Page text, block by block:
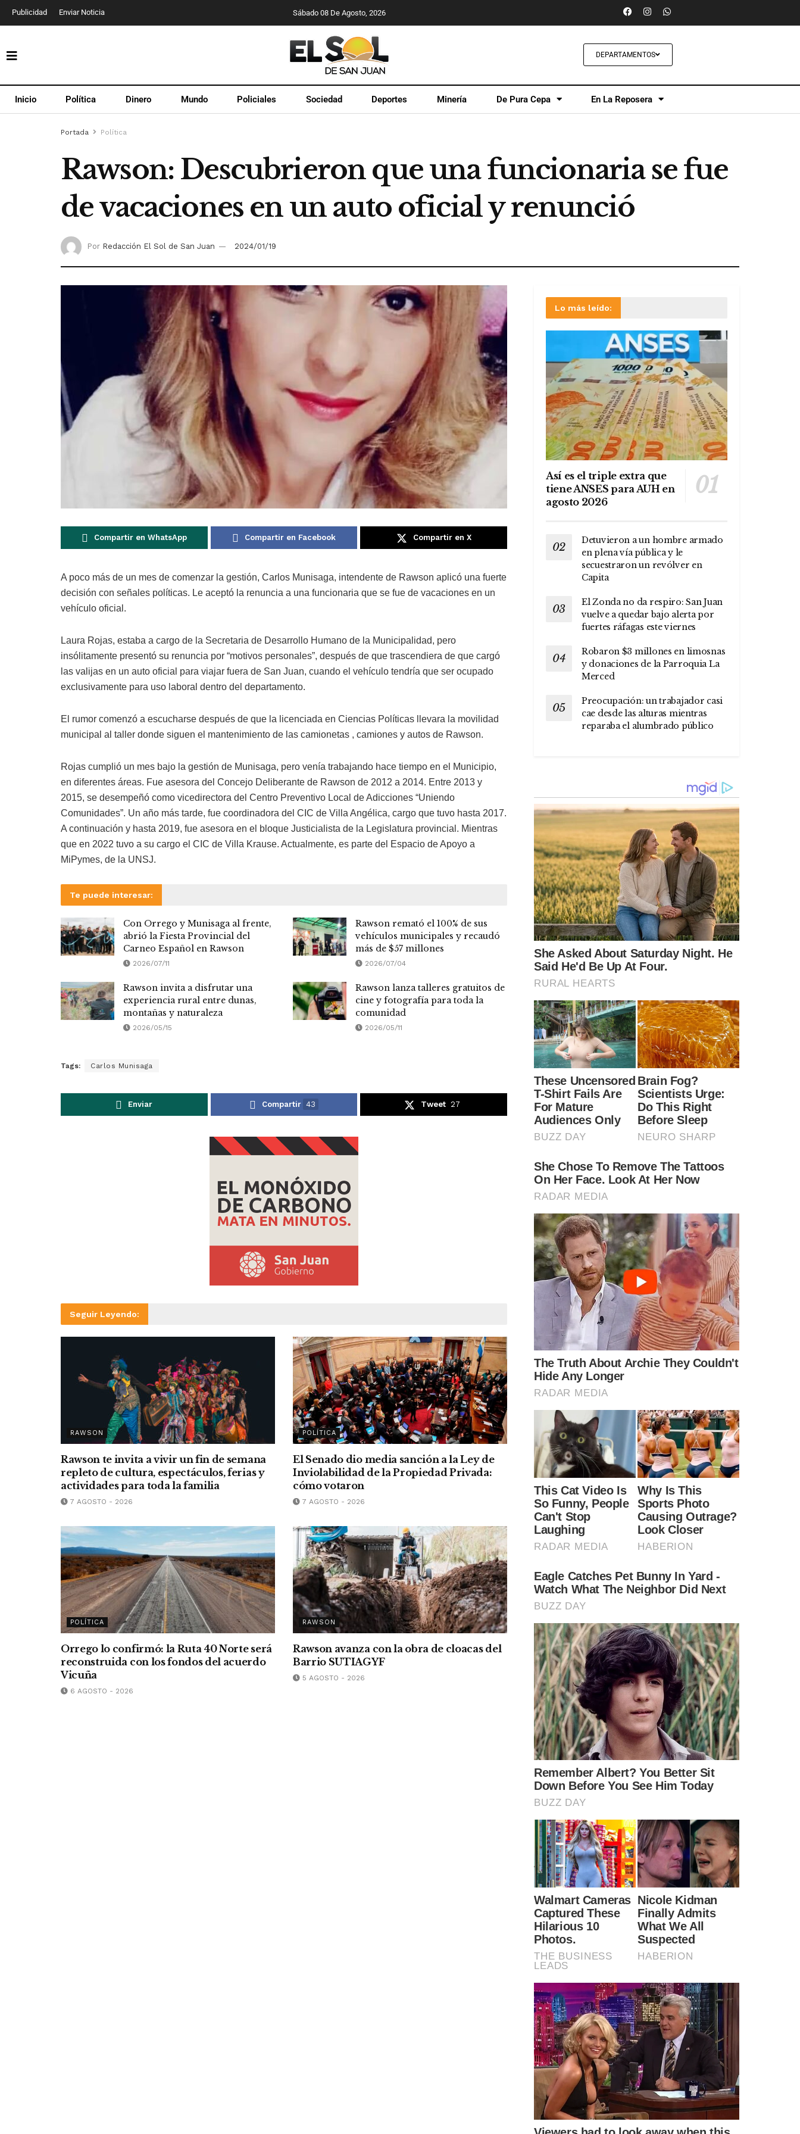
Publicidad Enviar Noticia Sábado 08 De Agosto, 2026
DEPARTAMENTOS
Inicio Política Dinero Mundo Policiales Sociedad Deportes Minería De Pura Cepa En La Reposera
Portada Política
Rawson: Descubrieron que una funcionaria se fue
de vacaciones en un auto oficial y renunció
Por Redacción El Sol de San Juan 2024/01/19
Compartir en WhatsApp Compartir en Facebook Compartir en X
A poco más de un mes de comenzar la gestión, Carlos Munisaga, intendente de Rawson aplicó una fuerte
decisión con señales políticas. Le aceptó la renuncia a una funcionaria que se fue de vacaciones en un
vehículo oficial.
Laura Rojas, estaba a cargo de la Secretaria de Desarrollo Humano de la Municipalidad, pero
insólitamente presentó su renuncia por “motivos personales”, después de que trascendiera de que cargó
las valijas en un auto oficial para viajar fuera de San Juan, cuando el vehículo tendría que ser ocupado
exclusivamente para uso laboral dentro del departamento.
El rumor comenzó a escucharse después de que la licenciada en Ciencias Políticas llevara la movilidad
municipal al taller donde siguen el mantenimiento de las camionetas , camiones y autos de Rawson.
Rojas cumplió un mes bajo la gestión de Munisaga, pero venía trabajando hace tiempo en el Municipio,
en diferentes áreas. Fue asesora del Concejo Deliberante de Rawson de 2012 a 2014. Entre 2013 y
2015, se desempeñó como vicedirectora del Centro Preventivo Local de Adicciones “Uniendo
Comunidades”. Un año más tarde, fue coordinadora del CIC de Villa Angélica, cargo que tuvo hasta 2017.
A continuación y hasta 2019, fue asesora en el bloque Justicialista de la Legislatura provincial. Mientras
que en 2022 tuvo a su cargo el CIC de Villa Krause. Actualmente, es parte del Espacio de Apoyo a
MiPymes, de la UNSJ.
Te puede interesar:
Con Orrego y Munisaga al frente,
abrió la Fiesta Provincial del
Carneo Español en Rawson
2026/07/11
Rawson remató el 100% de sus
vehículos municipales y recaudó
más de $57 millones
2026/07/04
Rawson invita a disfrutar una
experiencia rural entre dunas,
montañas y naturaleza
2026/05/15
Rawson lanza talleres gratuitos de
cine y fotografía para toda la
comunidad
2026/05/11
Tags: Carlos Munisaga
Enviar Compartir 43 Tweet 27
Seguir Leyendo:
RAWSON
Rawson te invita a vivir un fin de semana
repleto de cultura, espectáculos, ferias y
actividades para toda la familia
7 AGOSTO - 2026
POLÍTICA
El Senado dio media sanción a la Ley de
Inviolabilidad de la Propiedad Privada:
cómo votaron
7 AGOSTO - 2026
POLÍTICA
Orrego lo confirmó: la Ruta 40 Norte será
reconstruida con los fondos del acuerdo
Vicuña
6 AGOSTO - 2026
RAWSON
Rawson avanza con la obra de cloacas del
Barrio SUTIAGYF
5 AGOSTO - 2026
Lo más leído:
Así es el triple extra que
tiene ANSES para AUH en
agosto 2026
Detuvieron a un hombre armado
en plena vía pública y le
secuestraron un revólver en
Capita
El Zonda no da respiro: San Juan
vuelve a quedar bajo alerta por
fuertes ráfagas este viernes
Robaron $3 millones en limosnas
y donaciones de la Parroquia La
Merced
Preocupación: un trabajador casi
cae desde las alturas mientras
reparaba el alumbrado público